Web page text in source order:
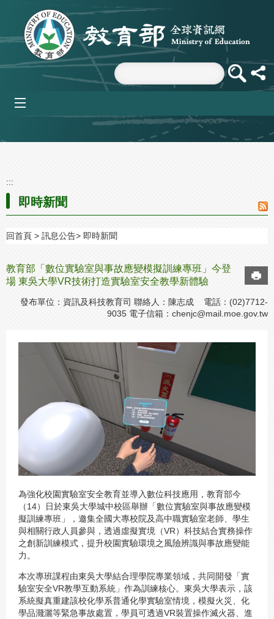
跳到主要內容區塊
:::
即時新聞
回首頁 訊息公告 即時新聞
教育部「數位實驗室與事故應變模擬訓練專班」今登
場 東吳大學VR技術打造實驗室安全教學新體驗
發布單位：資訊及科技教育司 聯絡人：陳志成 電話：(02)7712-
9035 電子信箱： chenjc@mail.moe.gov.tw
為強化校園實驗室安全教育並導入數位科技應用，教育部今
（14）日於東吳大學城中校區舉辦「數位實驗室與事故應變模
擬訓練專班」，邀集全國大專校院及高中職實驗室老師、學生
與相關行政人員參與，透過虛擬實境（VR）科技結合實務操作
之創新訓練模式，提升校園實驗環境之風險辨識與事故應變能
力。
本次專班課程由東吳大學結合理學院專業領域，共同開發「實
驗室安全VR教學互動系統」作為訓練核心。東吳大學表示，該
系統擬真重建該校化學系普通化學實驗室情境，模擬火災、化
學品濺灑等緊急事故處置，學員可透過VR裝置操作滅火器、進